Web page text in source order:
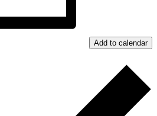
Add to calendar